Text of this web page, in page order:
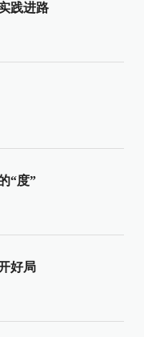
践进路
“度”
好局